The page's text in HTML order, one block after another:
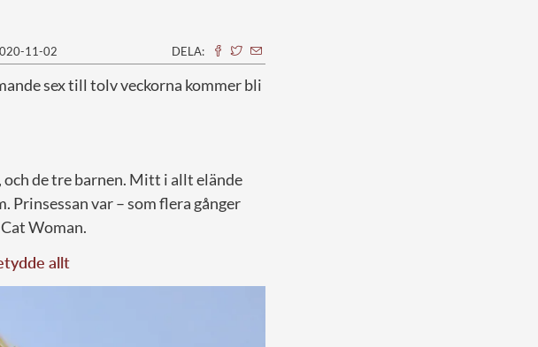
11-02 DELA:
sex till tolv veckorna kommer bli
och de tre barnen. Mitt i allt elände
Prinsessan var – som flera gånger
Woman.
allt